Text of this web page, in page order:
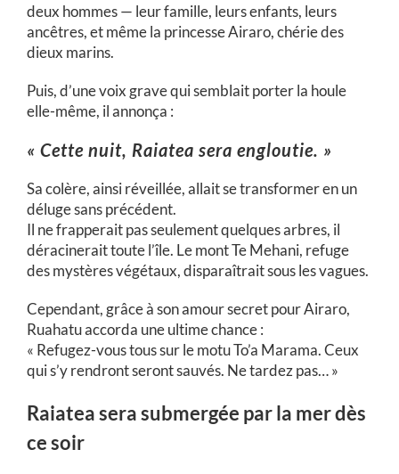
deux hommes — leur famille, leurs enfants, leurs
ancêtres, et même la princesse Airaro, chérie des
dieux marins.
Puis, d’une voix grave qui semblait porter la houle
elle-même, il annonça :
« Cette nuit, Raiatea sera engloutie. »
Sa colère, ainsi réveillée, allait se transformer en un
déluge sans précédent.
Il ne frapperait pas seulement quelques arbres, il
déracinerait toute l’île. Le mont Te Mehani, refuge
des mystères végétaux, disparaîtrait sous les vagues.
Cependant, grâce à son amour secret pour Airaro,
Ruahatu accorda une ultime chance :
« Refugez-vous tous sur le motu To’a Marama. Ceux
qui s’y rendront seront sauvés. Ne tardez pas… »
Raiatea sera submergée par la mer dès
ce soir